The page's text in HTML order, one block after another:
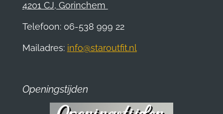
4201 CJ, Gorinchem
Telefoon: 06-538 999 22
Mailadres: info@staroutfit.nl
Openingstijden